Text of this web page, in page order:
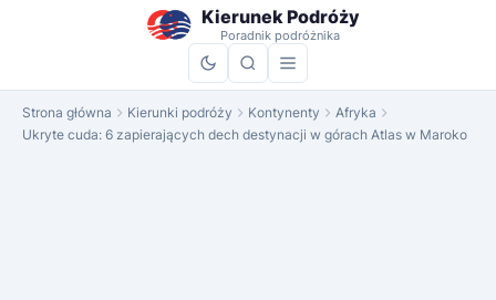
Kierunek Podróży
Poradnik podróżnika
Strona główna Kierunki podróży Kontynenty
Afryka
Ukryte cuda: 6 zapierających dech destynacji w górach Atlas w Maroko